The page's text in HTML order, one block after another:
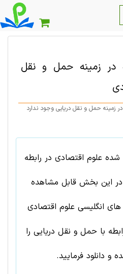
زمینه حمل و نقل
زمینه حمل و نقل دریایی وجود ندارد
علوم اقتصادی در رابطه
این بخش قابل مشاهده
های انگلیسی علوم اقتصادی
با حمل و نقل دریایی را
و دانلود فرمایید.